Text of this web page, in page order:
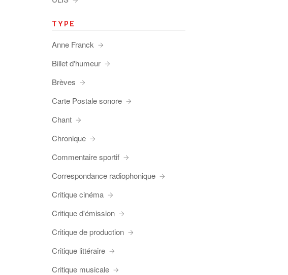
TYPE
Anne Franck
Billet d'humeur
Brèves
Carte Postale sonore
Chant
Chronique
Commentaire sportif
Correspondance radiophonique
Critique cinéma
Critique d'émission
Critique de production
Critique littéraire
Critique musicale